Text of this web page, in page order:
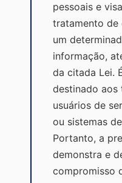
pessoais e
tratamento de
um
informação,
da citada Lei.
destinado aos
usuários de
ou sistemas
Portanto, a
demonstra e
compromisso